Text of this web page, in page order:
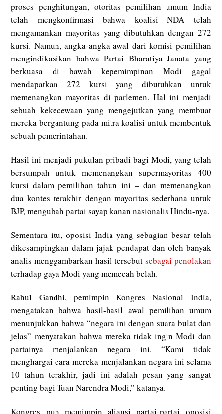
proses penghitungan, otoritas pemilihan umum India
telah mengkonfirmasi bahwa koalisi NDA telah
mengamankan mayoritas yang dibutuhkan dengan 272
kursi. Namun, angka-angka awal dari komisi pemilihan
mengindikasikan bahwa Partai Bharatiya Janata yang
berkuasa di bawah kepemimpinan Modi gagal
mendapatkan 272 kursi yang dibutuhkan untuk
memenangkan mayoritas di parlemen. Hal ini menjadi
sebuah kekecewaan yang mengejutkan yang membuat
mereka bergantung pada mitra koalisi untuk membentuk
sebuah pemerintahan.
Hasil ini menjadi pukulan pribadi bagi Modi, yang telah
bersumpah untuk memenangkan supermayoritas 400
kursi dalam pemilihan tahun ini – dan memenangkan
dua kontes terakhir dengan mayoritas sederhana untuk
BJP, mengubah partai sayap kanan nasionalis Hindu-nya.
Sementara itu, oposisi India yang sebagian besar telah
dikesampingkan dalam jajak pendapat dan oleh banyak
analis menggambarkan hasil tersebut sebagai penolakan
terhadap gaya Modi yang memecah belah.
Rahul Gandhi, pemimpin Kongres Nasional India,
mengatakan bahwa hasil-hasil awal pemilihan umum
menunjukkan bahwa “negara ini dengan suara bulat dan
jelas” menyatakan bahwa mereka tidak ingin Modi dan
partainya menjalankan negara ini. “Kami tidak
menghargai cara mereka menjalankan negara ini selama
10 tahun terakhir, jadi ini adalah pesan yang sangat
penting bagi Tuan Narendra Modi,” katanya.
Kongres pun memimpin aliansi partai-partai oposisi